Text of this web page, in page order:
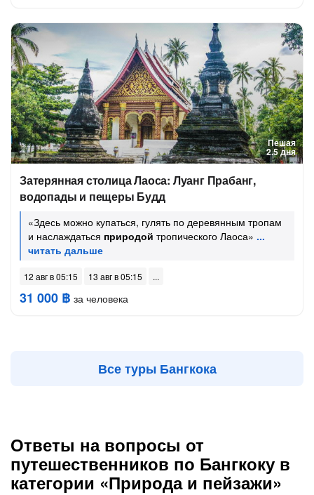
Пешая
2.5 дня
Затерянная столица Лаоса: Луанг Прабанг,
водопады и пещеры Будд
«Здесь можно купаться, гулять по деревянным тропам
и наслаждаться природой тропического Лаоса»
12 авг в 05:15 13 авг в 05:15
31 000 ฿ за человека
Все туры Бангкока
Ответы на вопросы от
путешественников по Бангкоку в
категории «Природа и пейзажи»